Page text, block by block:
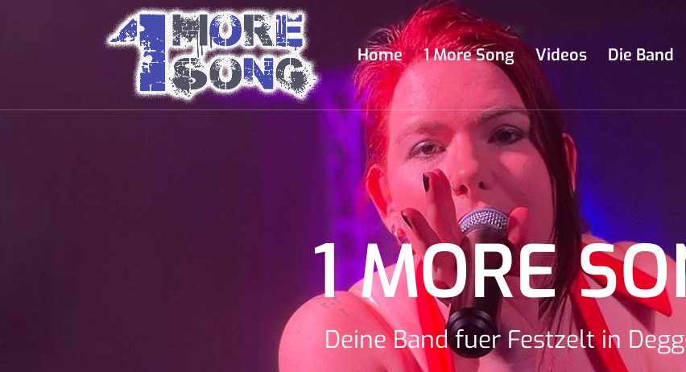
Home 1 More Song Videos Die Band
1 MORE
Deine Band fuer Festzelt in